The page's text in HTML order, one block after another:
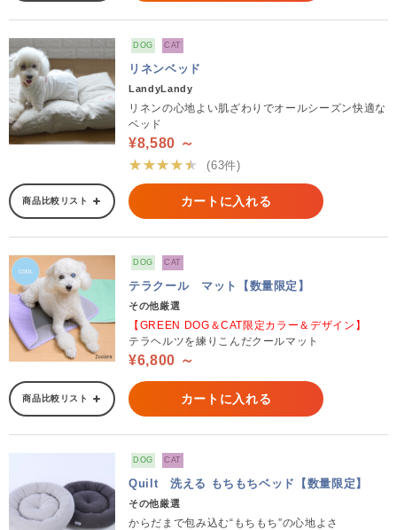
DOG CAT
リネンベッド
LandyLandy
リネンの心地よい肌ざわりでオールシーズン快適な
ベッド
¥8,580 ～
★★★★★
(63件)
商品比較リスト カートに入れる
DOG CAT
テラクール マット【数量限定】
その他厳選
【GREEN DOG＆CAT限定カラー＆デザイン】
テラヘルツを練りこんだクールマット
¥6,800 ～
商品比較リスト カートに入れる
DOG CAT
Quilt 洗える もちもちベッド【数量限定】
その他厳選
からだまで包み込む“もちもち”の心地よさ